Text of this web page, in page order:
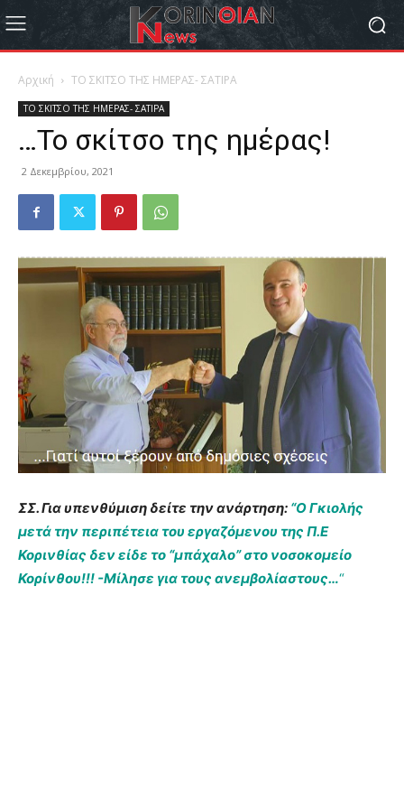
Αρχική ΤΟ ΣΚΙΤΣΟ ΤΗΣ ΗΜΕΡΑΣ- ΣΑΤΙΡΑ
ΤΟ ΣΚΙΤΣΟ ΤΗΣ ΗΜΕΡΑΣ- ΣΑΤΙΡΑ
…Το σκίτσο της ημέρας!
2 Δεκεμβρίου, 2021
ΣΣ. Για υπενθύμιση δείτε την ανάρτηση: “Ο Γκιολής
μετά την περιπέτεια του εργαζόμενου της Π.Ε
Κορινθίας δεν είδε το “μπάχαλο” στο νοσοκομείο
Κορίνθου!!! -Μίλησε για τους ανεμβολίαστους…“